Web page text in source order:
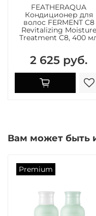
FEATHERAQUA
Кондиционер для
волос FERMENT C8
Revitalizing Moisture
Treatment C8, 400
2 625 руб.
Вам может быть
Premium